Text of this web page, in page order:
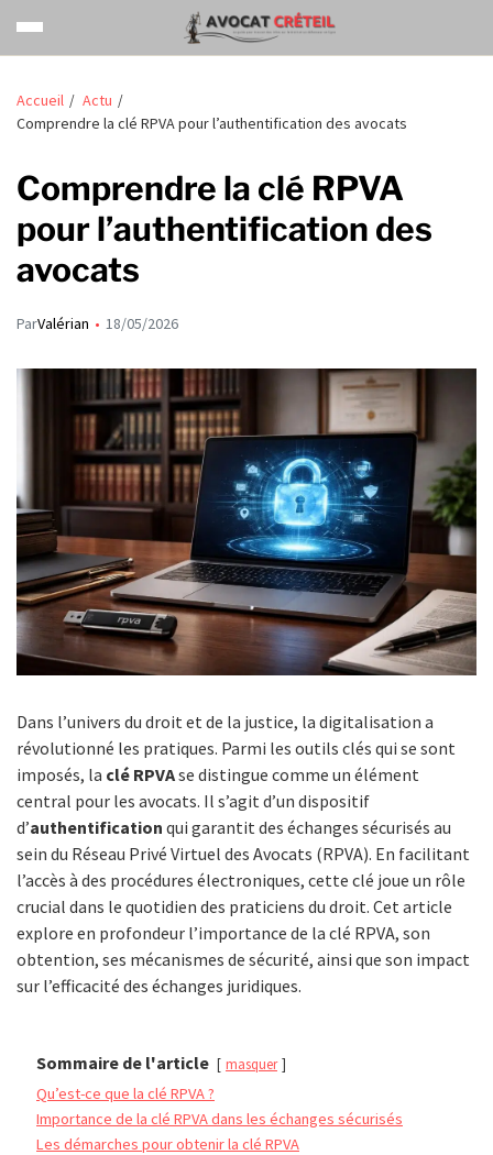
Accueil
Actu
Comprendre la clé RPVA pour l’authentification des avocats
Comprendre la clé RPVA
pour l’authentification des
avocats
ParValérian 18/05/2026
Dans l’univers du droit et de la justice, la digitalisation a
révolutionné les pratiques. Parmi les outils clés qui se sont
imposés, la clé RPVAse distingue comme un élément
central pour les avocats. Il s’agit d’un dispositif
d’authentification qui garantit des échanges sécurisés au
sein du Réseau Privé Virtuel des Avocats (RPVA). En facilitant
l’accès à des procédures électroniques, cette clé joue un rôle
crucial dans le quotidien des praticiens du droit. Cet article
explore en profondeur l’importance de la clé RPVA, son
obtention, ses mécanismes de sécurité, ainsi que son impact
sur l’efficacité des échanges juridiques.
Sommaire de l'article masquer
Qu’est-ce que la clé RPVA ?
Importance de la clé RPVA dans les échanges sécurisés
Les démarches pour obtenir la clé RPVA